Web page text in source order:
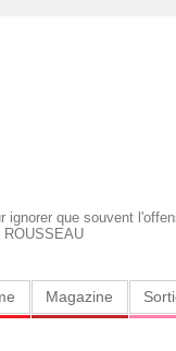
ignorer que souvent
Magazine